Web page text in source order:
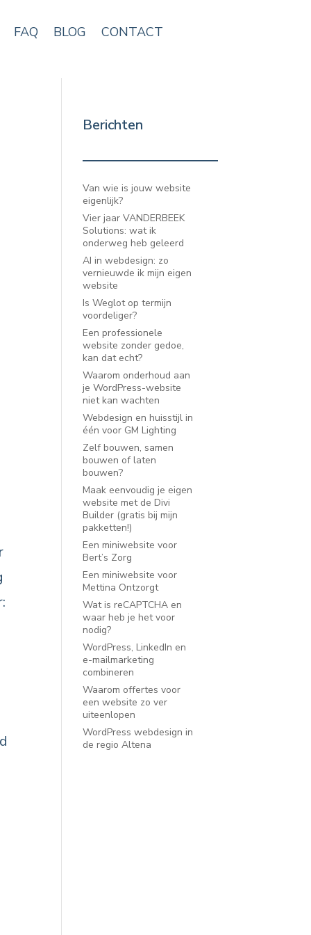
FAQ BLOG CONTACT
Berichten
Van wie is jouw website
eigenlijk?
Vier jaar VANDERBEEK
Solutions: wat ik
onderweg heb geleerd
AI in webdesign: zo
vernieuwde ik mijn eigen
website
Is Weglot op termijn
voordeliger?
Een professionele
website zonder gedoe,
kan dat echt?
Waarom onderhoud aan
je WordPress-website
niet kan wachten
Webdesign en huisstijl in
één voor GM Lighting
Zelf bouwen, samen
bouwen of laten
bouwen?
Maak eenvoudig je eigen
website met de Divi
Builder (gratis bij mijn
pakketten!)
Een miniwebsite voor
Bert’s Zorg
Een miniwebsite voor
Mettina Ontzorgt
Wat is reCAPTCHA en
waar heb je het voor
nodig?
WordPress, LinkedIn en
e-mailmarketing
combineren
Waarom offertes voor
een website zo ver
uiteenlopen
WordPress webdesign in
de regio Altena